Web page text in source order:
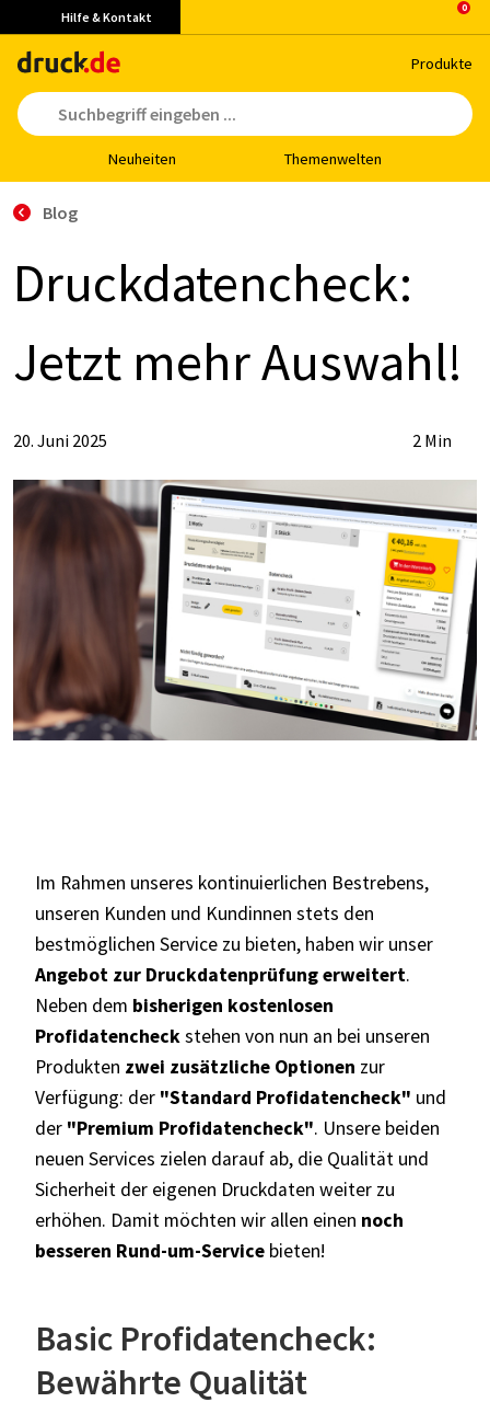
Hilfe & Kontakt
Pro­duk­te
Neu­hei­ten The­men­wel­ten
Blog
Druck­da­ten­check:
Jetzt mehr Aus­wahl!
20. Juni 2025 2 Min
Im Rahmen unseres kontinuierlichen Bestrebens,
unseren Kunden und Kundinnen stets den
bestmöglichen Service zu bieten, haben wir unser
Angebot zur Druckdatenprüfung erweitert.
Neben dem bisherigen kostenlosen
Profidatencheckstehen von nun an bei unseren
Produkten zwei zusätzliche Optionen zur
Verfügung: der "Standard Profidatencheck" und
der "Premium Profidatencheck". Unsere beiden
neuen Services zielen darauf ab, die Qualität und
Sicherheit der eigenen Druckdaten weiter zu
erhöhen. Damit möchten wir allen einen noch
besseren Rund-um-Service bieten!
Basic Profidatencheck:
Bewährte Qualität